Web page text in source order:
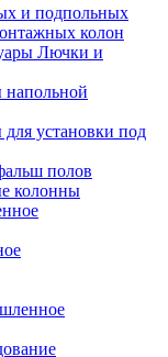
и подпольных
колон
Лючки и
напольной
установки под
полов
колонны